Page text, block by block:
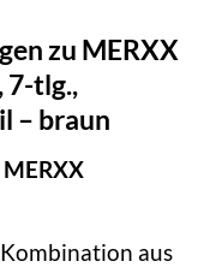
zu MERXX
7-tlg.,
– braun
aus